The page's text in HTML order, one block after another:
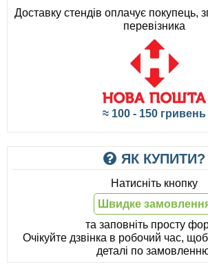
Доставку стендів оплачує покупець,
перевізника
≈ 100 - 150 гривень
ЯК КУПИТИ?
Натисніть кнопку
Швидке
та заповніть просту
Очікуйте дзвінка в робочий час,
деталі по